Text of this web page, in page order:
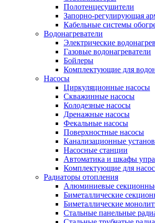
Полотенцесушители
Запорно-регулирующая
Кабельные системы
Водонагреватели
Электрические
Газовые водонагреватели
Бойлеры
Комплектующие для
Насосы
Циркуляционные насосы
Скважинные насосы
Колодезные насосы
Дренажные насосы
Фекальные насосы
Поверхностные насосы
Канализационные
Насосные станции
Автоматика и шкафы
Комплектующие для
Радиаторы отопления
Алюминиевые
Биметаллические
Биметаллические
Стальные панельные